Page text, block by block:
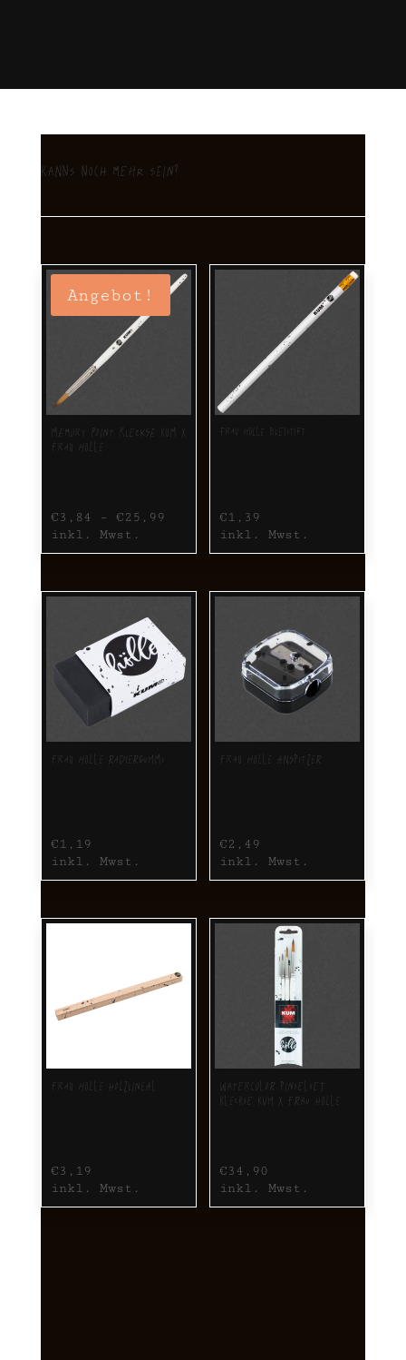
Kanns noch mehr sein?
Angebot!
Memory Point Kleckse KUM X
Frau Hölle
€3,84 – €25,99
inkl. Mwst.
Frau Hölle Bleistift
€1,39
inkl. Mwst.
Frau Hölle Radiergummi
€1,19
inkl. Mwst.
Frau Hölle Anspitzer
€2,49
inkl. Mwst.
Frau Hölle Holzlineal
€3,19
inkl. Mwst.
Watercolor Pinselset
Kleckse KUM x Frau Hölle
€34,90
inkl. Mwst.